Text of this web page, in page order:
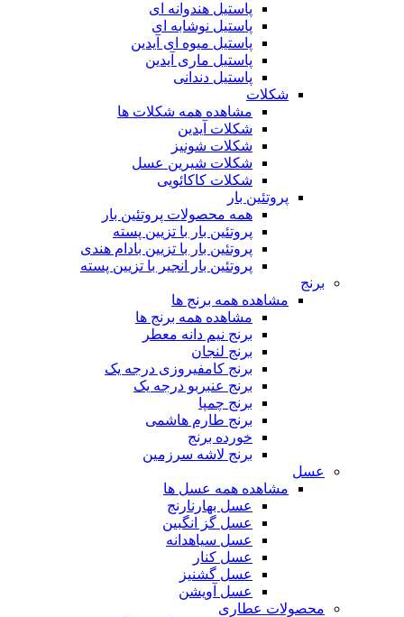
پاستیل هندوانه ای
پاستیل نوشابه ای
پاستیل میوه ای آیدین
پاستیل ماری آیدین
پاستیل دندانی
شکلات
مشاهده همه شکلات ها
شکلات آیدین
شکلات شونیز
شکلات شیرین عسل
شکلات کاکائویی
پروتئین بار
همه محصولات پروتئین بار
پروتئین بار با تزیین پسته
پروتئین بار با تزیین بادام هندی
پروتئین بار انجیر با تزیین پسته
برنج
مشاهده همه برنج ها
مشاهده همه برنج ها
برنج نیم دانه معطر
برنج لنجان
برنج کامفیروزی درجه یک
برنج عنبربو درجه یک
برنج چمپا
برنج طارم هاشمی
خورده برنج
برنج لاشه سرزمین
عسل
مشاهده همه عسل ها
عسل بهارنارنج
عسل گز انگبین
عسل سیاهدانه
عسل کنار
عسل گشنیز
عسل آویشن
محصولات عطاری